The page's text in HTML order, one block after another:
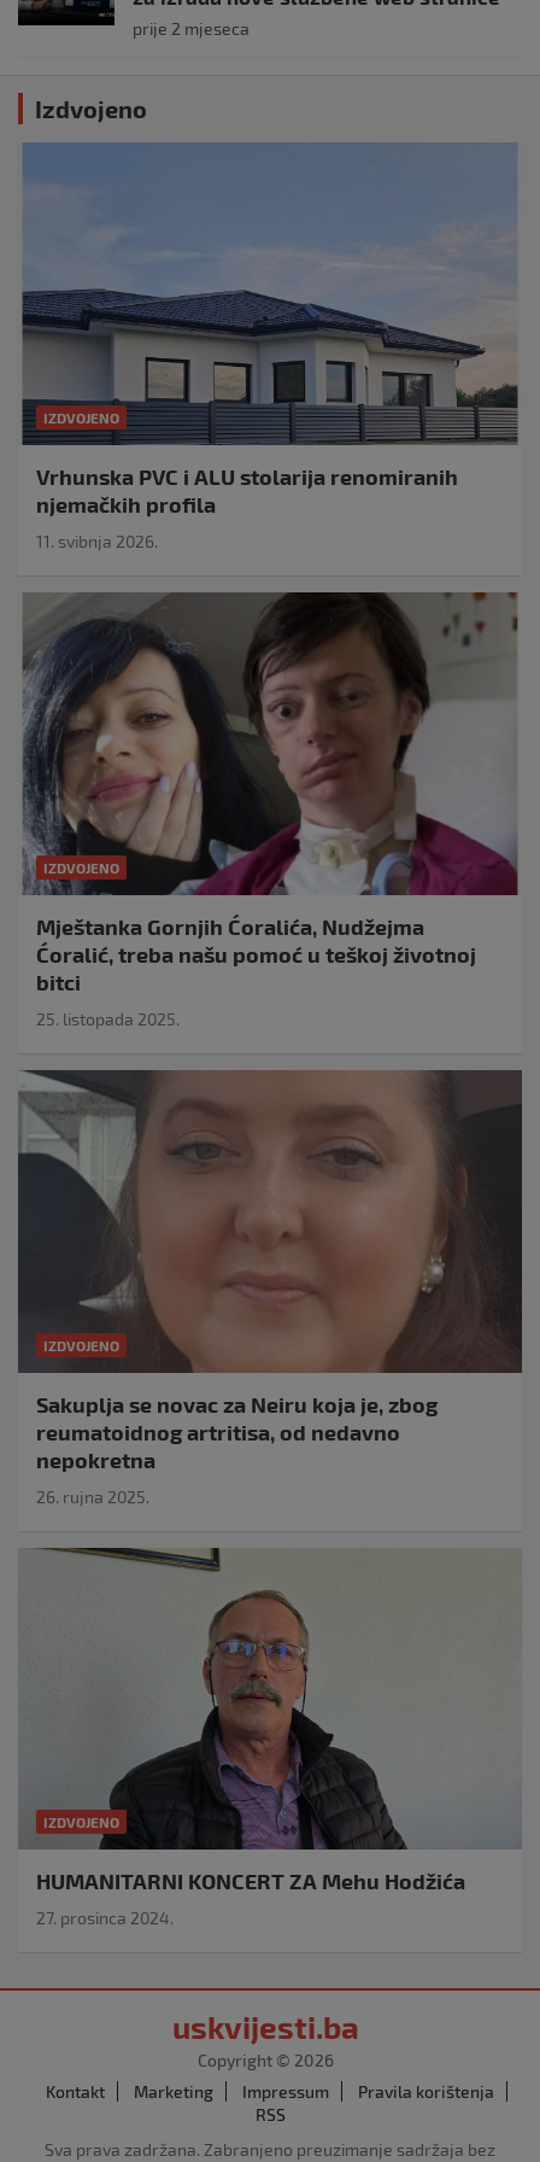
prije 2 mjeseca
Izdvojeno
IZDVOJENO
Vrhunska PVC i ALU stolarija renomiranih
njemačkih profila
11. svibnja 2026.
IZDVOJENO
Mještanka Gornjih Ćoralića, Nudžejma
Ćoralić, treba našu pomoć u teškoj životnoj
bitci
25. listopada 2025.
IZDVOJENO
Sakuplja se novac za Neiru koja je, zbog
reumatoidnog artritisa, od nedavno
nepokretna
26. rujna 2025.
IZDVOJENO
HUMANITARNI KONCERT ZA Mehu Hodžića
27. prosinca 2024.
uskvijesti.ba
Copyright © 2026
Kontakt
Marketing Impressum
Pravila korištenja
RSS
Sva prava zadržana. Zabranjeno preuzimanje sadržaja bez